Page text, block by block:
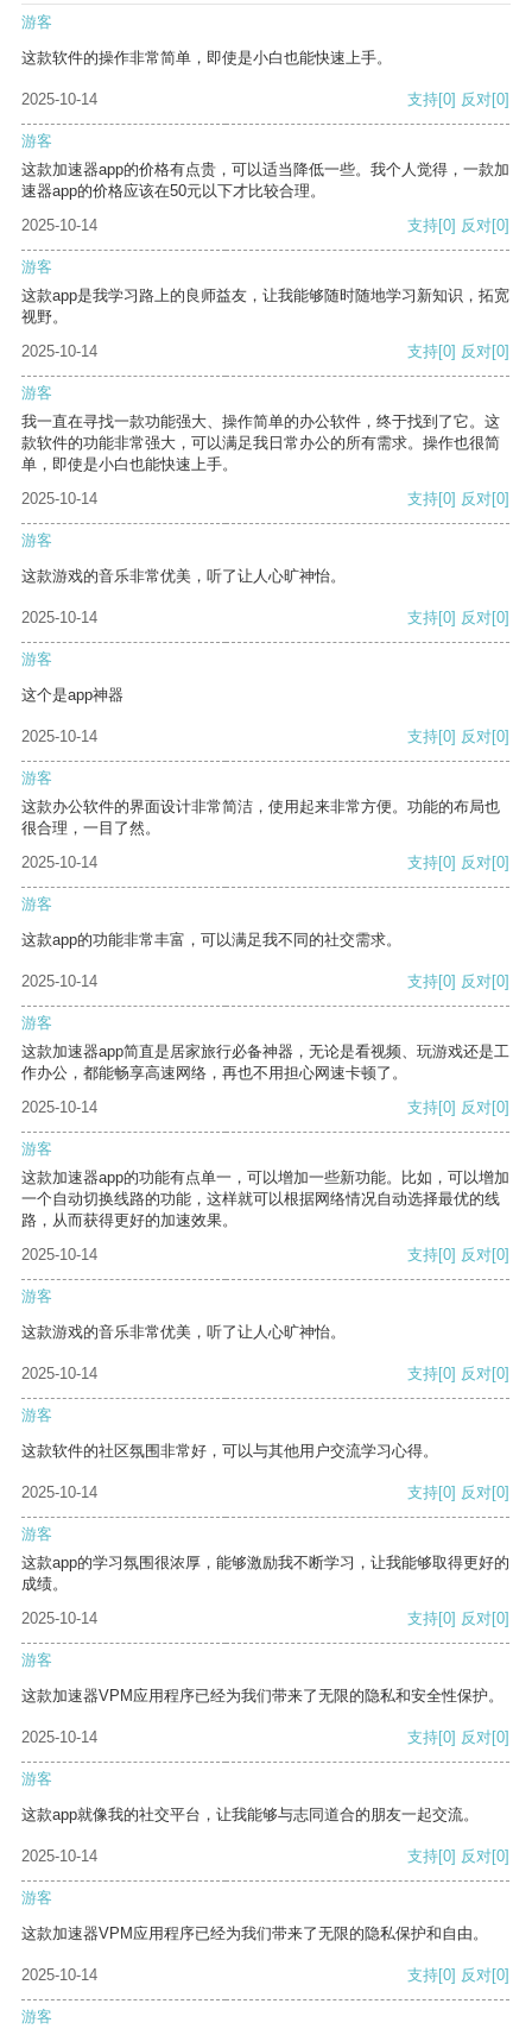
游客
这款软件的操作非常简单，即使是小白也能快速上手。
2025-10-14 支持[0] 反对[0]
游客
这款加速器app的价格有点贵，可以适当降低一些。我个人觉得，一款加
速器app的价格应该在50元以下才比较合理。
2025-10-14
支持[0] 反对[0]
游客
这款app是我学习路上的良师益友，让我能够随时随地学习新知识，拓宽
视野。
2025-10-14
支持[0] 反对[0]
游客
我一直在寻找一款功能强大、操作简单的办公软件，终于找到了它。这
款软件的功能非常强大，可以满足我日常办公的所有需求。操作也很简
单，即使是小白也能快速上手。
2025-10-14
支持[0] 反对[0]
游客
这款游戏的音乐非常优美，听了让人心旷神怡。
2025-10-14 支持[0] 反对[0]
游客
这个是app神器
2025-10-14 支持[0] 反对[0]
游客
这款办公软件的界面设计非常简洁，使用起来非常方便。功能的布局也
很合理，一目了然。
2025-10-14
支持[0] 反对[0]
游客
这款app的功能非常丰富，可以满足我不同的社交需求。
2025-10-14 支持[0] 反对[0]
游客
这款加速器app简直是居家旅行必备神器，无论是看视频、玩游戏还是工
作办公，都能畅享高速网络，再也不用担心网速卡顿了。
2025-10-14
支持[0] 反对[0]
游客
这款加速器app的功能有点单一，可以增加一些新功能。比如，可以增加
一个自动切换线路的功能，这样就可以根据网络情况自动选择最优的线
路，从而获得更好的加速效果。
2025-10-14
支持[0] 反对[0]
游客
这款游戏的音乐非常优美，听了让人心旷神怡。
2025-10-14 支持[0] 反对[0]
游客
这款软件的社区氛围非常好，可以与其他用户交流学习心得。
2025-10-14 支持[0] 反对[0]
游客
这款app的学习氛围很浓厚，能够激励我不断学习，让我能够取得更好的
成绩。
2025-10-14
支持[0] 反对[0]
游客
这款加速器VPM应用程序已经为我们带来了无限的隐私和安全性保护。
2025-10-14 支持[0] 反对[0]
游客
这款app就像我的社交平台，让我能够与志同道合的朋友一起交流。
2025-10-14 支持[0] 反对[0]
游客
这款加速器VPM应用程序已经为我们带来了无限的隐私保护和自由。
2025-10-14 支持[0] 反对[0]
游客